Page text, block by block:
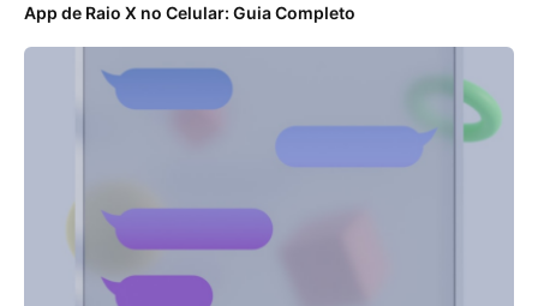
App de Raio X no Celular: Guia Completo